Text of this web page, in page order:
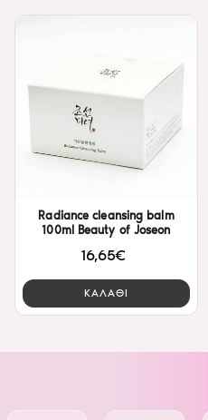
Radiance cleansing balm
100ml Beauty of Joseon
16,65€
ΚΑΛΑΘΙ